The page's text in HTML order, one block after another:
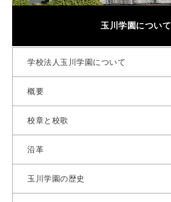
玉川学園について
学校法人玉川学園について
概要
校章と校歌
沿革
玉川学園の歴史